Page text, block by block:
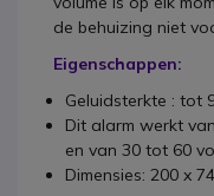
de behuizing niet
Eigenschappen:
Geluidsterkte : tot
Dit alarm werkt
en van 30 tot 60
Dimensies: 200 x